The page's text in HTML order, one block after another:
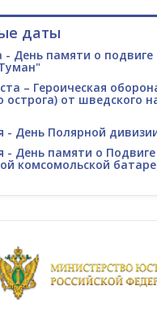
даты
- День памяти о
– Героическая
острога) от шведского
- День Полярной
- День памяти о
комсомольской